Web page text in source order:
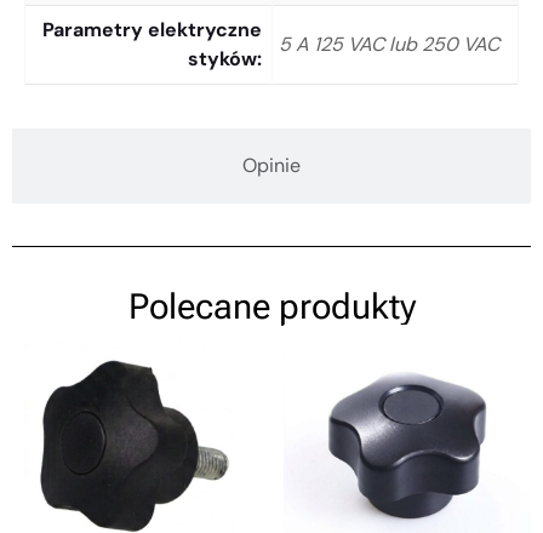
Opinie
Parametry elektryczne
styków
5 A 125 VAC lub 250 VAC
Polecane produkty